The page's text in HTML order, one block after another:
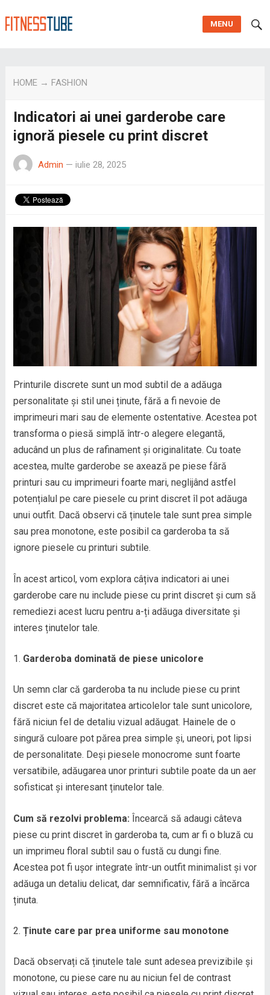
MENU
HOME→ FASHION
Indicatori ai unei garderobe care
ignoră piesele cu print discret
Admin — iulie 28, 2025
Printurile discrete sunt un mod subtil de a adăuga
personalitate și stil unei ținute, fără a fi nevoie de
imprimeuri mari sau de elemente ostentative. Acestea pot
transforma o piesă simplă într-o alegere elegantă,
aducând un plus de rafinament și originalitate. Cu toate
acestea, multe garderobe se axează pe piese fără
printuri sau cu imprimeuri foarte mari, neglijând astfel
potențialul pe care piesele cu print discret îl pot adăuga
unui outfit. Dacă observi că ținutele tale sunt prea simple
sau prea monotone, este posibil ca garderoba ta să
ignore piesele cu printuri subtile.
În acest articol, vom explora câțiva indicatori ai unei
garderobe care nu include piese cu print discret și cum să
remediezi acest lucru pentru a-ți adăuga diversitate și
interes ținutelor tale.
Garderoba dominată de piese unicolore
Un semn clar că garderoba ta nu include piese cu print
discret este că majoritatea articolelor tale sunt unicolore,
fără niciun fel de detaliu vizual adăugat. Hainele de o
singură culoare pot părea prea simple și, uneori, pot lipsi
de personalitate. Deși piesele monocrome sunt foarte
versatibile, adăugarea unor printuri subtile poate da un aer
sofisticat și interesant ținutelor tale.
Cum să rezolvi problema: Încearcă să adaugi câteva
piese cu print discret în garderoba ta, cum ar fi o bluză cu
un imprimeu floral subtil sau o fustă cu dungi fine.
Acestea pot fi ușor integrate într-un outfit minimalist și vor
adăuga un detaliu delicat, dar semnificativ, fără a încărca
ținuta.
Ținute care par prea uniforme sau monotone
Dacă observați că ținutele tale sunt adesea previzibile și
monotone, cu piese care nu au niciun fel de contrast